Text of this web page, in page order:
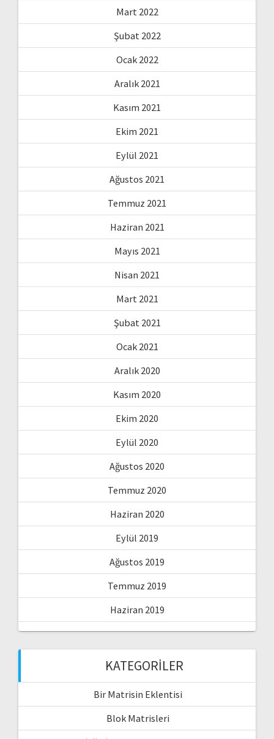
Mart 2022
Şubat 2022
Ocak 2022
Aralık 2021
Kasım 2021
Ekim 2021
Eylül 2021
Ağustos 2021
Temmuz 2021
Haziran 2021
Mayıs 2021
Nisan 2021
Mart 2021
Şubat 2021
Ocak 2021
Aralık 2020
Kasım 2020
Ekim 2020
Eylül 2020
Ağustos 2020
Temmuz 2020
Haziran 2020
Eylül 2019
Ağustos 2019
Temmuz 2019
Haziran 2019
KATEGORILER
Bir Matrisin Eklentisi
Blok Matrisleri